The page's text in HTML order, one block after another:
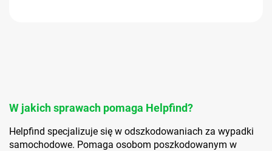
W jakich sprawach pomaga Helpfind?
Helpfind specjalizuje się w odszkodowaniach za wypadki
samochodowe. Pomaga osobom poszkodowanym w